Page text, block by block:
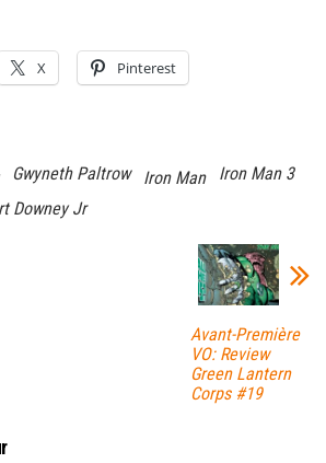
X Pinterest
Gwyneth Paltrow Iron Man
Iron Man 3
Downey Jr
Avant-Première
VO: Review
Green Lantern
Corps #19